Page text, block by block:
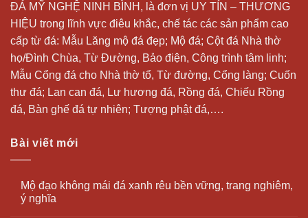
ĐÁ MỸ NGHỆ NINH BÌNH, là đơn vị UY TÍN – THƯƠNG
HIỆU trong lĩnh vực điêu khắc, chế tác các sản phẩm cao
cấp từ đá: Mẫu Lăng mộ đá đẹp; Mộ đá; Cột đá Nhà thờ
họ/Đình Chùa, Từ Đường, Bảo điện, Công trình tâm linh;
Mẫu Cổng đá cho Nhà thờ tổ, Từ đường, Cổng làng; Cuốn
thư đá; Lan can đá, Lư hương đá, Rồng đá, Chiếu Rồng
đá, Bàn ghế đá tự nhiên; Tượng phật đá,….
Bài viết mới
Mộ đạo không mái đá xanh rêu bền vững, trang nghiêm,
ý nghĩa